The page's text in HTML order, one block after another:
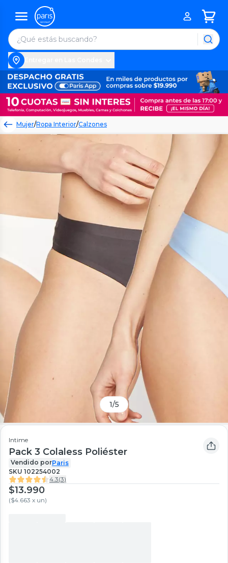
Mujer/Ropa Interior/Calzones
1/5
Intime
Pack 3 Colaless Poliéster
Vendido porParis
SKU 102254002
4.3(3)
$13.990
($4.663 x un)